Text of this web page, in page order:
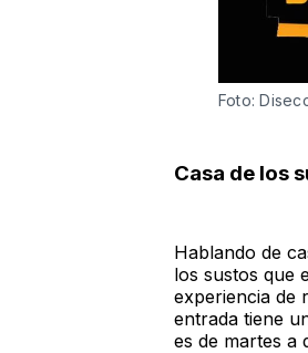
Foto:
Casa de los
Hablando de
los sustos que
experiencia de
entrada tiene
es de martes a